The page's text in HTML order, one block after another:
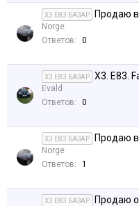
X3 E83 БАЗАР Продаю
Norge
Ответов:
0
X3 E83 БАЗАР X3. E83.
Evald
Ответов:
0
X3 E83 БАЗАР Продаю
Norge
Ответов:
1
X3 E83 БАЗАР
Продаю